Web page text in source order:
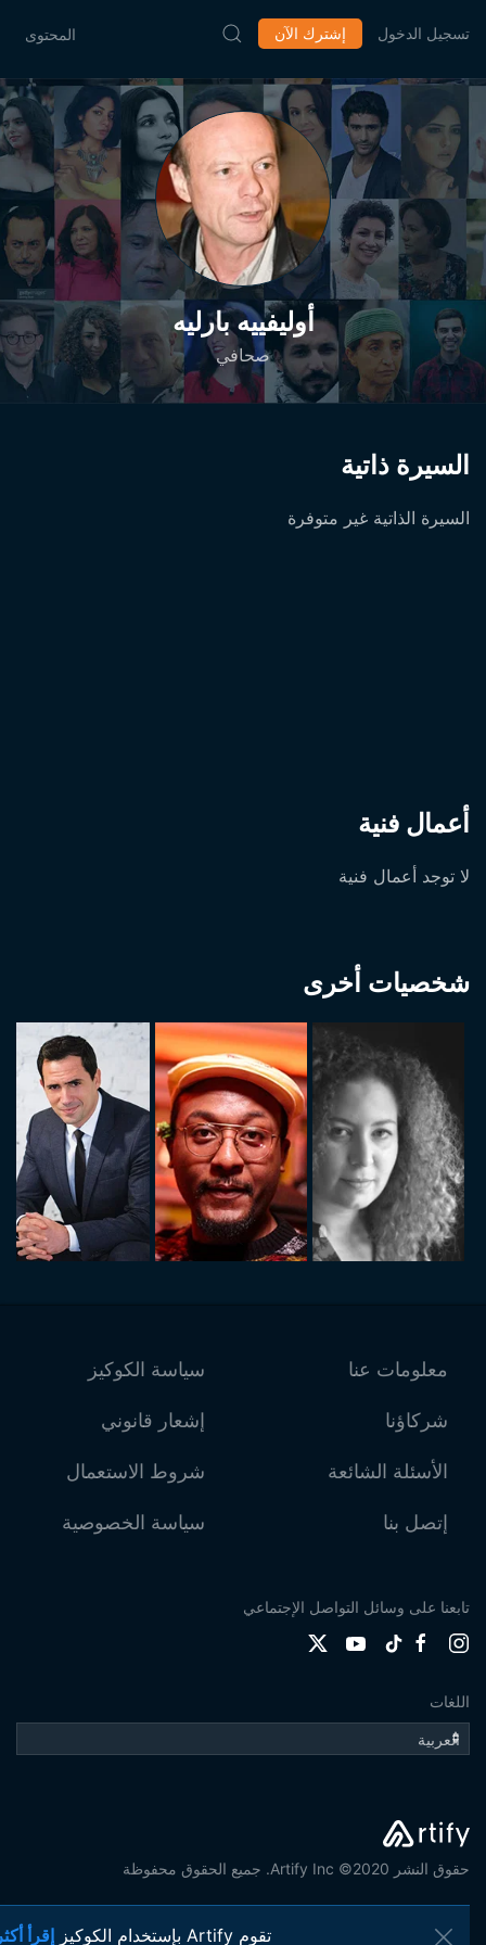
المحتوى إشترك الآن تسجيل الدخول
أوليفييه بارليه
صحافي
السيرة ذاتية
السيرة الذاتية غير متوفرة
أعمال فنية
لا توجد أعمال فنية
شخصيات أخرى
معلومات عنا
شركاؤنا
الأسئلة الشائعة
إتصل بنا
سياسة الكوكيز
إشعار قانوني
شروط الاستعمال
سياسة الخصوصية
تابعنا على وسائل التواصل الإجتماعي
اللغات
حقوق النشر 2020© Artify Inc. جميع الحقوق محفوظة
تقوم Artify بإستخدام الكوكيز إقرأ أكثر